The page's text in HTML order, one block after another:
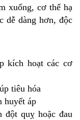
xuống, cơ thể hạ
dễ dàng hơn, độc
kích hoạt các cơ
tiêu hóa
huyết áp
quỵ hoặc đau